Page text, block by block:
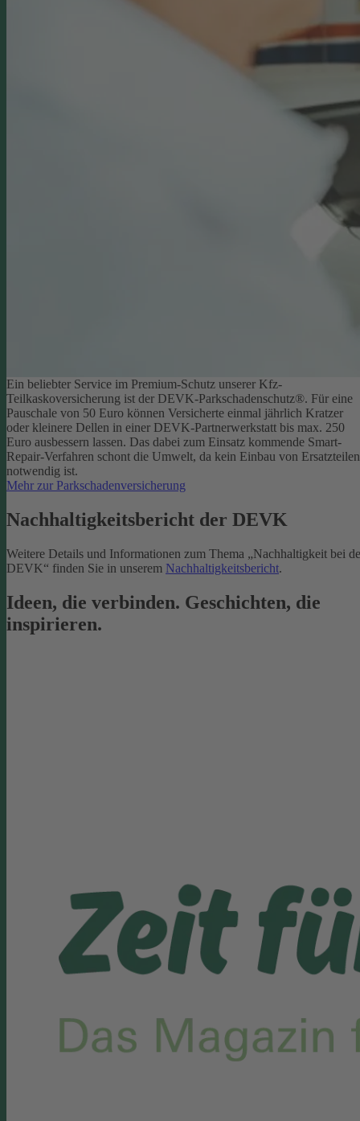
Ein beliebter Service im Premium-Schutz unserer Kfz-
Teilkaskoversicherung ist der DEVK-Parkschadenschutz®. Für eine
Pauschale von 50 Euro können Versicherte einmal jährlich Kratzer
oder kleinere Dellen in einer DEVK-Partnerwerkstatt bis max. 250
Euro ausbessern lassen. Das dabei zum Einsatz kommende Smart-
Repair-Verfahren schont die Umwelt, da kein Einbau von Ersatzteilen
notwendig ist.
Mehr zur Parkschadenversicherung
Nachhaltigkeitsbericht der DEVK
Weitere Details und Informationen zum Thema „Nachhaltigkeit bei
DEVK“ finden Sie in unserem Nachhaltigkeitsbericht.
Ideen, die verbinden. Geschichten, die
inspirieren.